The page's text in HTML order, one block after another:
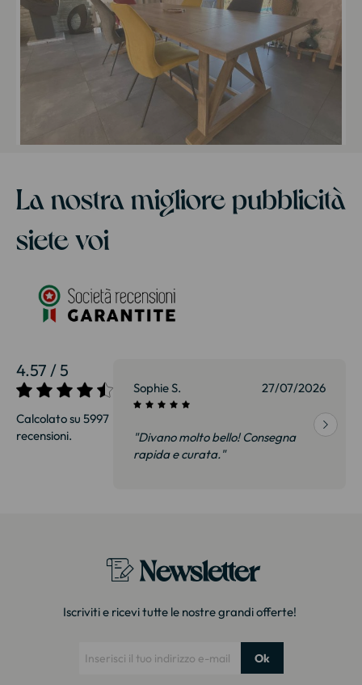
La nostra migliore pubblicità
siete voi
4.57 / 5
Calcolato su 5997
recensioni.
27/07/2026 Sophie S. 27/07/2026
"Divano molto bello! Consegna
rapida e curata."
Newsletter
Iscriviti e ricevi tutte le nostre grandi offerte!
Ok